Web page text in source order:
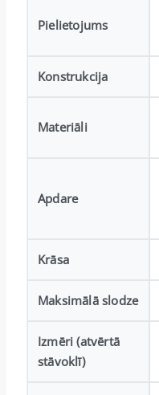
Pielietojums
Konstrukcija
Materiāli
Apdare
Krāsa
Maksimālā slodze
Izmēri (atvērtā
stāvoklī)